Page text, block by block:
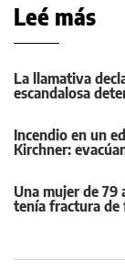
Leé más
La llamativa
escandalosa
Incendio en un
Kirchner:
Una mujer de 79
tenía fractura de